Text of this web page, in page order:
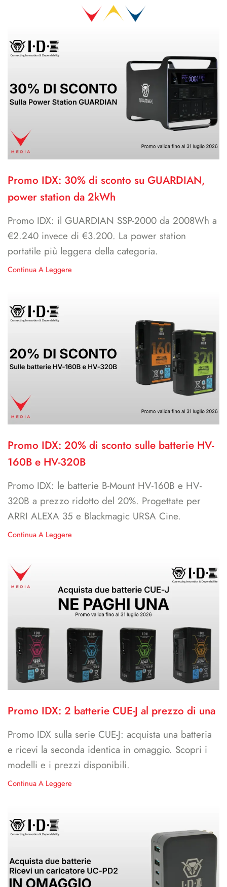
Promo IDX: 30% di sconto su GUARDIAN,
power station da 2kWh
Promo IDX: il GUARDIAN SSP-2000 da 2008Wh a
€2.240 invece di €3.200. La power station
portatile più leggera della categoria.
Continua A Leggere
Promo IDX: 20% di sconto sulle batterie HV-
160B e HV-320B
Promo IDX: le batterie B-Mount HV-160B e HV-
320B a prezzo ridotto del 20%. Progettate per
ARRI ALEXA 35 e Blackmagic URSA Cine.
Continua A Leggere
Promo IDX: 2 batterie CUE-J al prezzo di una
Promo IDX sulla serie CUE-J: acquista una batteria
e ricevi la seconda identica in omaggio. Scopri i
modelli e i prezzi disponibili.
Continua A Leggere